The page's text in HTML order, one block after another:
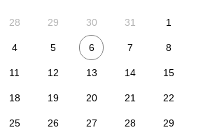
28 29 30 31 1
4 5 6 7 8
11 12 13 14 15
18 19 20 21 22
25 26 27 28 29